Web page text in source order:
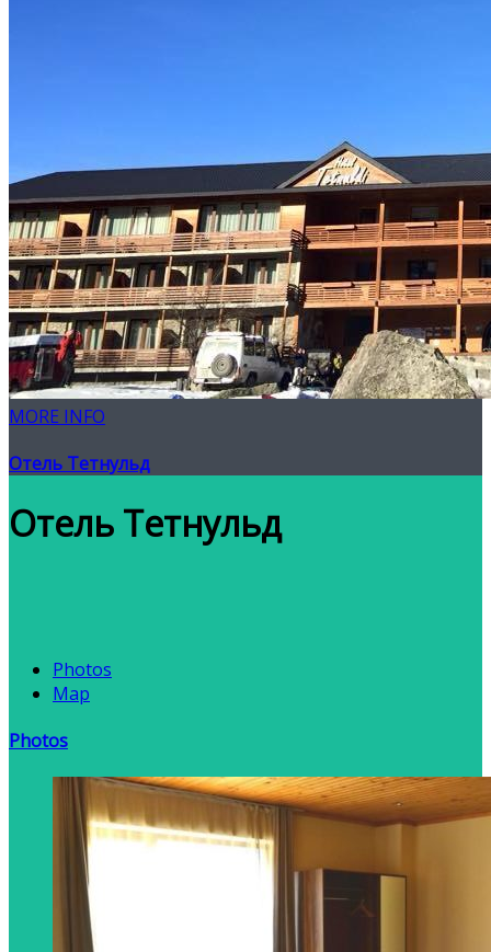
MORE INFO
Отель Тетнульд
Отель Тетнульд
Photos
Map
Photos